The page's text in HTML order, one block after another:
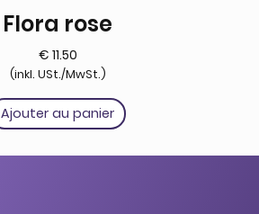
Flora rose
€ 11.50
(inkl. USt./MwSt.)
Ajouter au panier